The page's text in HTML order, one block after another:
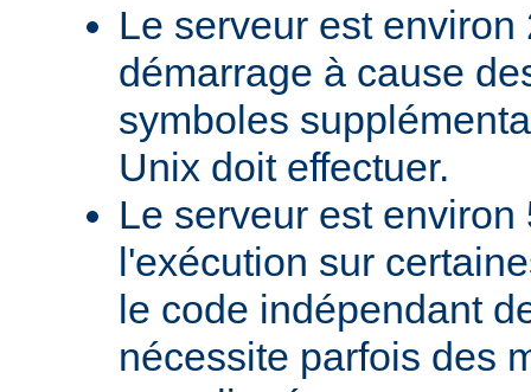
Le serveur est
démarrage à cause
symboles
Unix doit effectuer.
Le serveur est environ
l'exécution sur
le code indépendant
nécessite parfois des